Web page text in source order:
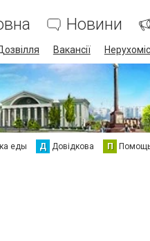
Новини
Вакансії
еды Д Довідкова П